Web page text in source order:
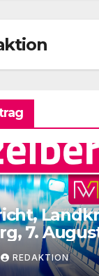
7.
REDAKTION